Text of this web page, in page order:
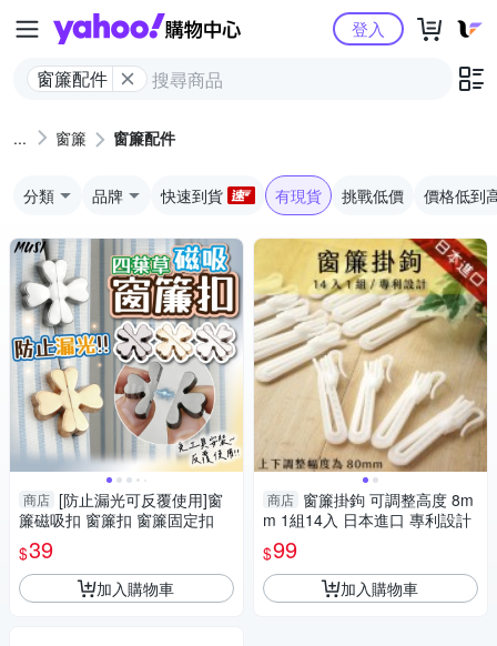
Yahoo購物中心
窗簾配件
登入
窗簾 窗簾配件
分類 品牌 快速到貨 有現貨 挑戰低價 價格低到
商店 [防止漏光可反覆使用]窗
簾磁吸扣 窗簾扣 窗簾固定扣
$39
加入購物車
商店 窗簾掛鉤 可調整高度 8m
m 1組14入 日本進口 專利設計
$99
加入購物車